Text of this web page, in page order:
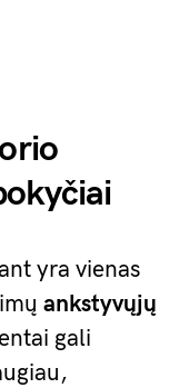
yra vienas
ankstyvųjų
gali